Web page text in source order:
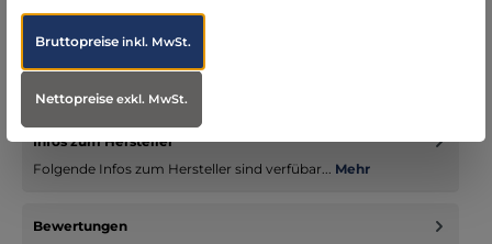
Beschreibung
Klassisch und Funktional geschnittener Unisex Kasack -
zeitgemäß ausgeführt. 95° Grad waschbar oder 60° nach RKI
Infos zum Hersteller
Folgende Infos zum Hersteller sind verfübar... Mehr
Bewertungen
Bruttopreiseinkl. MwSt.
Nettopreiseexkl. MwSt.